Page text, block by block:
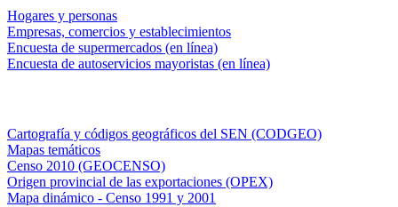
Hogares y personas
Empresas, comercios y establecimientos
Encuesta de supermercados (en línea)
Encuesta de autoservicios mayoristas (en línea)
Cartografía y códigos geográficos del SEN (CODGEO)
Mapas temáticos
Censo 2010 (GEOCENSO)
Origen provincial de las exportaciones (OPEX)
Mapa dinámico - Censo 1991 y 2001